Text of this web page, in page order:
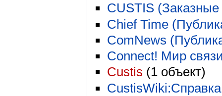
CUSTIS
Chief Time
ComNews
Connect! Мир
Custis ‏‎ (1 объект)
CustisWiki:Справка